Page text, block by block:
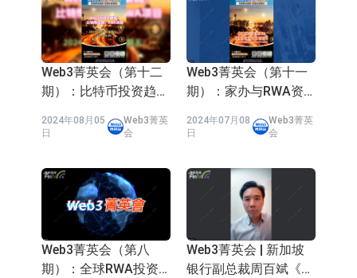
场为主 并已取得欧美相关认证
上交所：财通多策略福鑫定期开放灵
活配置混合型发起式证券投资基金临
时停牌
上交所：景顺长城全球半导体芯片产
业股票型证券投资基金临时停牌
【异动股】港股跌幅榜前十，卡森国
(08611.HK)跌21.01%
技(02261.HK)涨+75.05%，辰兴发展
(02286.HK)涨+64.91%
神火股份：新疆神火铝水转化率已
100%
【异动股】焦炭Ⅲ板块下挫，陕西黑
猫(601015.CN)跌8.38%
浙江证监局对财通证券股份有限公司
采取出具警示函措施
山金国际：港股上市工作正常推进中
【异动股】港股跌幅榜前十，九福来
官方网址：
www.finmeta.com.hk
Web3空间：
【Web3 Elites Club】香港金钟
海富中心1期2203
【Web3 SPACE】香港金钟统一
中心001
Web3菁英会（第十二
期）：比特币投资趋势
2024年08月05
日
Web3菁英
会
Web3菁英会（第十一
期）：家办与RWA资
2024年07月08
日
Web3菁英
会
Web3菁英会（第八
期）：全球RWA投资
Web3菁英会 | 新加坡
银行副总裁周百斌《国